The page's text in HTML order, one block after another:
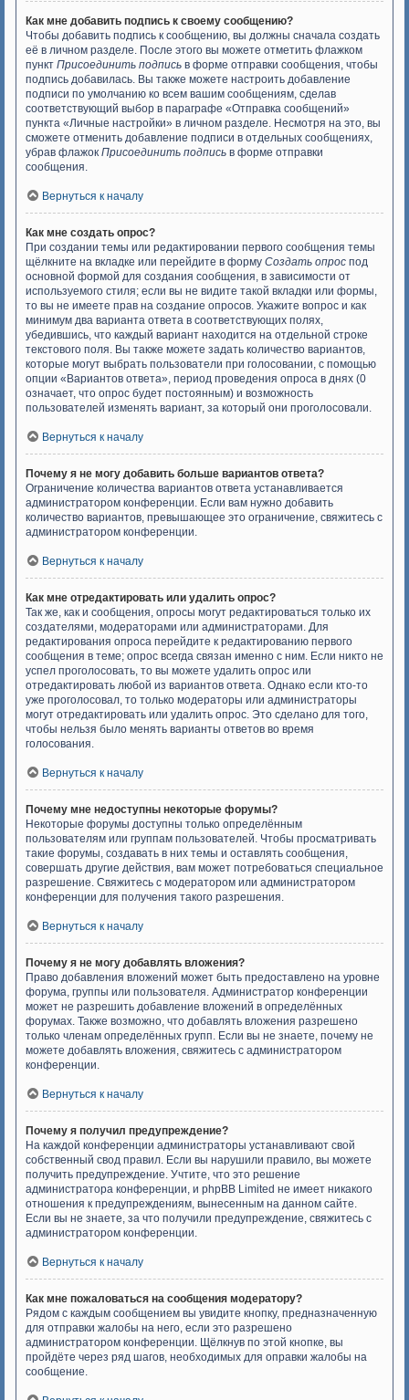
Как мне добавить подпись к своему сообщению?
Чтобы добавить подпись к сообщению, вы должны сначала создать
её в личном разделе. После этого вы можете отметить флажком
пункт Присоединить подпись в форме отправки сообщения, чтобы
подпись добавилась. Вы также можете настроить добавление
подписи по умолчанию ко всем вашим сообщениям, сделав
соответствующий выбор в параграфе «Отправка сообщений»
пункта «Личные настройки» в личном разделе. Несмотря на это, вы
сможете отменить добавление подписи в отдельных сообщениях,
убрав флажок Присоединить подпись в форме отправки
сообщения.
Вернуться к началу
Как мне создать опрос?
При создании темы или редактировании первого сообщения темы
щёлкните на вкладке или перейдите в форму Создать опрос под
основной формой для создания сообщения, в зависимости от
используемого стиля; если вы не видите такой вкладки или формы,
то вы не имеете прав на создание опросов. Укажите вопрос и как
минимум два варианта ответа в соответствующих полях,
убедившись, что каждый вариант находится на отдельной строке
текстового поля. Вы также можете задать количество вариантов,
которые могут выбрать пользователи при голосовании, с помощью
опции «Вариантов ответа», период проведения опроса в днях (0
означает, что опрос будет постоянным) и возможность
пользователей изменять вариант, за который они проголосовали.
Вернуться к началу
Почему я не могу добавить больше вариантов ответа?
Ограничение количества вариантов ответа устанавливается
администратором конференции. Если вам нужно добавить
количество вариантов, превышающее это ограничение, свяжитесь с
администратором конференции.
Вернуться к началу
Как мне отредактировать или удалить опрос?
Так же, как и сообщения, опросы могут редактироваться только их
создателями, модераторами или администраторами. Для
редактирования опроса перейдите к редактированию первого
сообщения в теме; опрос всегда связан именно с ним. Если никто не
успел проголосовать, то вы можете удалить опрос или
отредактировать любой из вариантов ответа. Однако если кто-то
уже проголосовал, то только модераторы или администраторы
могут отредактировать или удалить опрос. Это сделано для того,
чтобы нельзя было менять варианты ответов во время
голосования.
Вернуться к началу
Почему мне недоступны некоторые форумы?
Некоторые форумы доступны только определённым
пользователям или группам пользователей. Чтобы просматривать
такие форумы, создавать в них темы и оставлять сообщения,
совершать другие действия, вам может потребоваться специальное
разрешение. Свяжитесь с модератором или администратором
конференции для получения такого разрешения.
Вернуться к началу
Почему я не могу добавлять вложения?
Право добавления вложений может быть предоставлено на уровне
форума, группы или пользователя. Администратор конференции
может не разрешить добавление вложений в определённых
форумах. Также возможно, что добавлять вложения разрешено
только членам определённых групп. Если вы не знаете, почему не
можете добавлять вложения, свяжитесь с администратором
конференции.
Вернуться к началу
Почему я получил предупреждение?
На каждой конференции администраторы устанавливают свой
собственный свод правил. Если вы нарушили правило, вы можете
получить предупреждение. Учтите, что это решение
администратора конференции, и phpBB Limited не имеет никакого
отношения к предупреждениям, вынесенным на данном сайте.
Если вы не знаете, за что получили предупреждение, свяжитесь с
администратором конференции.
Вернуться к началу
Как мне пожаловаться на сообщения модератору?
Рядом с каждым сообщением вы увидите кнопку, предназначенную
для отправки жалобы на него, если это разрешено
администратором конференции. Щёлкнув по этой кнопке, вы
пройдёте через ряд шагов, необходимых для оправки жалобы на
сообщение.